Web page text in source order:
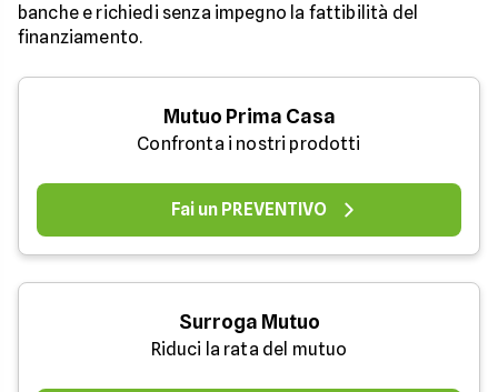
banche e richiedi senza impegno la fattibilità del
finanziamento.
Mutuo Prima Casa
Confronta i nostri prodotti
Fai un PREVENTIVO
Surroga Mutuo
Riduci la rata del mutuo